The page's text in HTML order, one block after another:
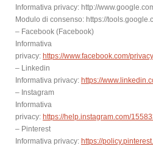
Informativa privacy: http://
Modulo di consenso: https://
– Facebook (Facebook)
Informativa
privacy: https://www.facebook.com/
– Linkedin
Informativa privacy: https://
– Instagram
Informativa
privacy: https://help.instagram.com/
– Pinterest
Informativa privacy: https://